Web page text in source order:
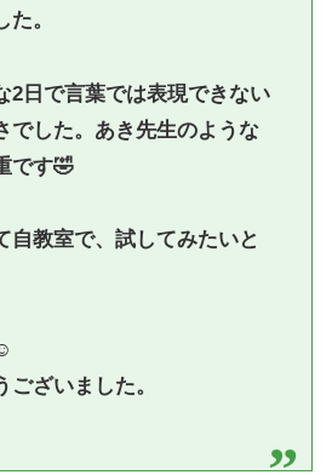
。
2日で言葉では表現できない
でした。あき先生のような
です🤣
自教室で、試してみたいと
ざいました。